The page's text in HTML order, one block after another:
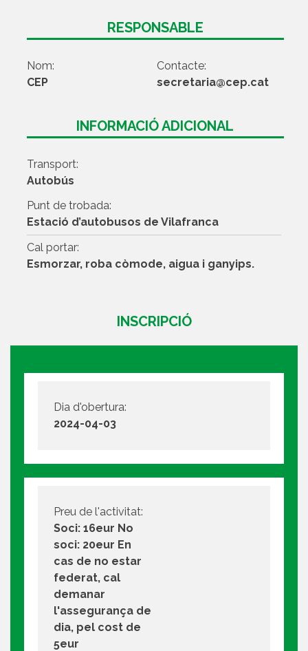
RESPONSABLE
Nom:
CEP
Contacte:
secretaria@cep.cat
INFORMACIÓ ADICIONAL
Transport:
Autobús
Punt de trobada:
Estació d’autobusos de Vilafranca
Cal portar:
Esmorzar, roba còmode, aigua i ganyips.
INSCRIPCIÓ
Dia d'obertura:
2024-04-03
Preu de l'activitat:
Soci: 16eur No
soci: 20eur En
cas de no estar
federat, cal
demanar
l'assegurança de
dia, pel cost de
5eur